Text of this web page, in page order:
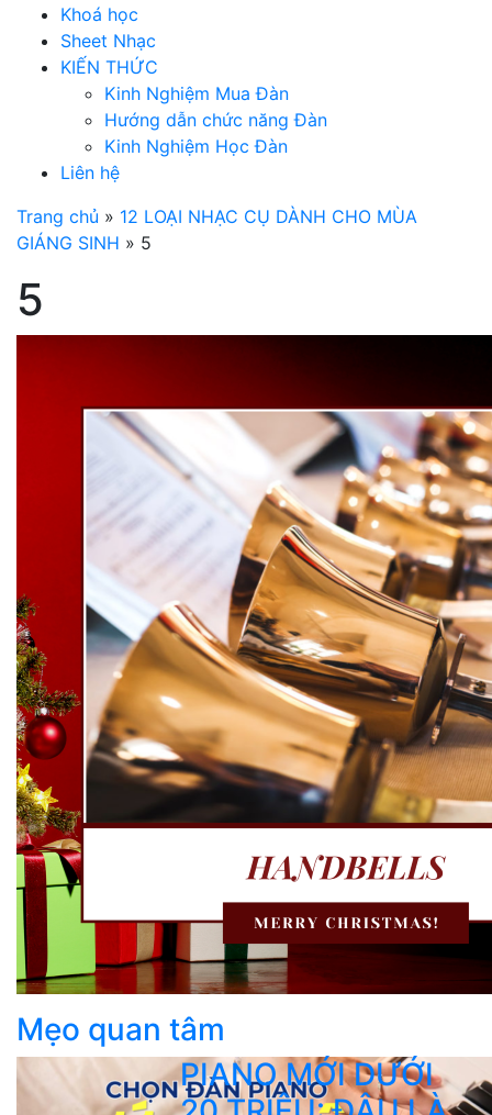
Khoá học
Sheet Nhạc
KIẾN THỨC
Kinh Nghiệm Mua Đàn
Hướng dẫn chức năng Đàn
Kinh Nghiệm Học Đàn
Liên hệ
Trang chủ » 12 LOẠI NHẠC CỤ DÀNH CHO MÙA
GIÁNG SINH » 5
5
Mẹo quan tâm
PIANO MỚI DƯỚI